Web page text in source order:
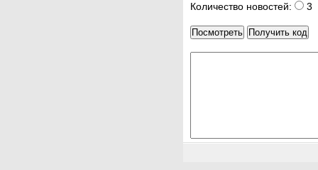
Количество новостей: 3